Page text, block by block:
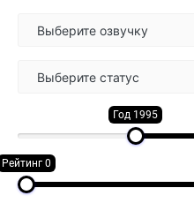
Выберите озвучку
Выберите статус
Год 1995
Рейтинг 0